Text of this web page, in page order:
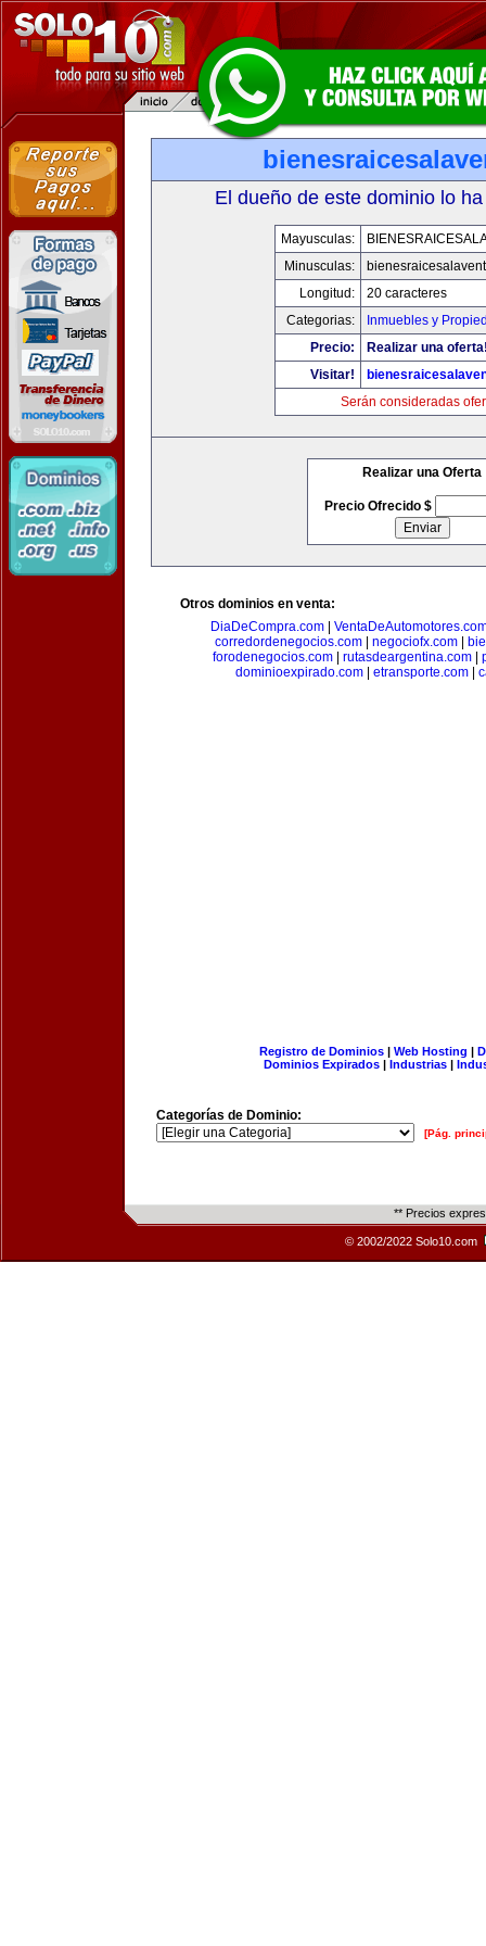
El dueño de este dominio lo
Mayusculas:
Minusculas:
Longitud:
20 caracteres
Categorias:
Inmuebles y
Precio:
Realizar una
Visitar!
Serán consideradas
Realizar una Oferta
Precio Ofrecido $
Otros dominios en venta:
DiaDeCompra.com|
corredordenegocios.com
negociofx.com
forodenegocios.com| rutasdeargentina.com|
dominioexpirado.com| etransporte.com|
Registro de Dominios| Web Hosting |
Dominios Expirados | Industrias |
Categorías de Dominio:
[Pág.
** Precios
© 2002/2022 Solo10.com